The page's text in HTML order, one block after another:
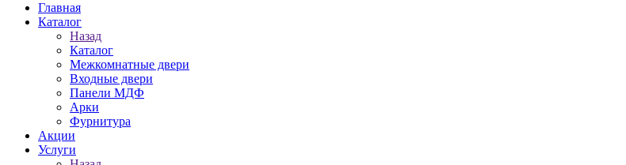
Главная
Каталог
Назад
Каталог
Межкомнатные двери
Входные двери
Панели МДФ
Арки
Фурнитура
Акции
Услуги